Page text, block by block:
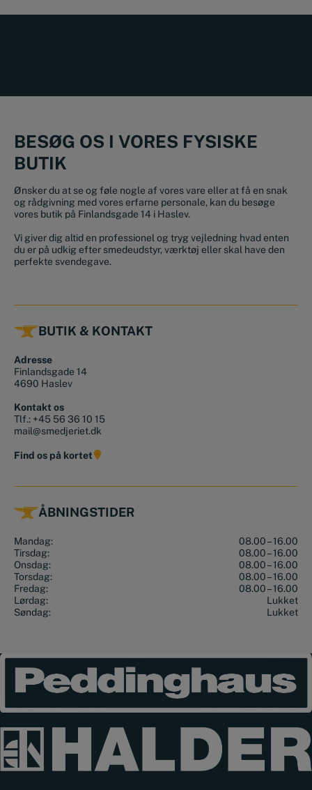
BESØG OS I VORES FYSISKE
BUTIK
Ønsker du at se og føle nogle af vores vare eller at få en snak
og rådgivning med vores erfarne personale, kan du besøge
vores butik på Finlandsgade 14 i Haslev.
Vi giver dig altid en professionel og tryg vejledning hvad enten
du er på udkig efter smedeudstyr, værktøj eller skal have den
perfekte svendegave.
BUTIK & KONTAKT
Adresse
Finlandsgade 14
4690 Haslev
Kontakt os
Tlf.: +45 56 36 10 15
mail@smedjeriet.dk
Find os på kortet
ÅBNINGSTIDER
Mandag:
08.00 – 16.00
Tirsdag:
08.00 – 16.00
Onsdag:
08.00 – 16.00
Torsdag:
08.00 – 16.00
Fredag:
08.00 – 16.00
Lørdag:
Lukket
Søndag:
Lukket